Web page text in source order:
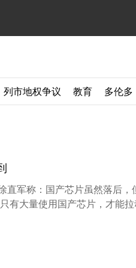
列市地权争议 教育 多伦多
军称：国产芯片虽然落后
有大量使用国产芯片，才能